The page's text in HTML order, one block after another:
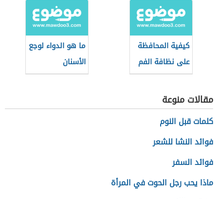
كيفية المحافظة
على نظافة الفم
ما هو الدواء لوجع
الأسنان
مقالات منوعة
كلمات قبل النوم
فوائد النشا للشعر
فوائد السفر
ماذا يحب رجل الحوت في المرأة